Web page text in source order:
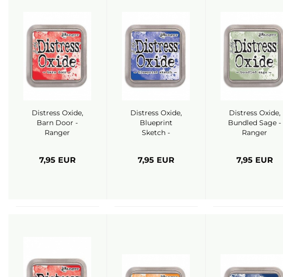
Distress Oxide,
Barn Door -
Ranger
7,95 EUR
Distress Oxide,
Blueprint
Sketch -
7,95 EUR
Distress Oxide,
Bundled Sage -
Ranger
7,95 EUR